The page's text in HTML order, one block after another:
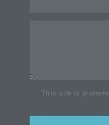
This site is